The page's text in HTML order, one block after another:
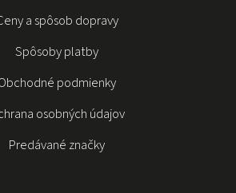
a spôsob dopravy
Spôsoby platby
podmienky
osobných údajov
Predávané značky